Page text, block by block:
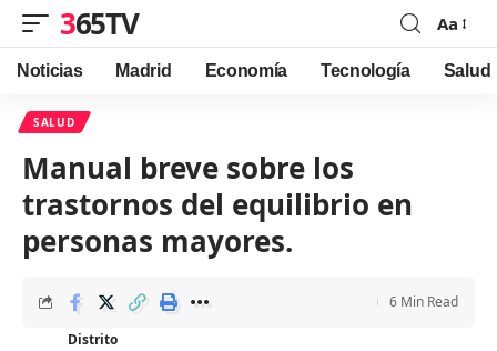
365TV
Font
Resizer
Aa
Noticias Madrid Economía Tecnología Salud
SALUD
Manual breve sobre los
trastornos del equilibrio en
personas mayores.
Distrito
6 Min Read